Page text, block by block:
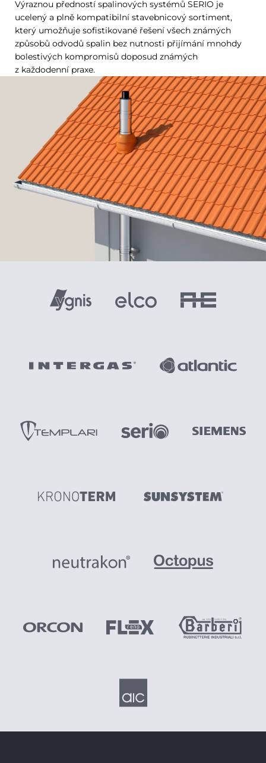
Výraznou předností spalinových systémů SERIO je
ucelený a plně kompatibilní stavebnicový sortiment,
který umožňuje sofistikované řešení všech známých
způsobů odvodů spalin bez nutnosti přijímání mnohdy
bolestivých kompromisů doposud známých
z každodenní praxe.